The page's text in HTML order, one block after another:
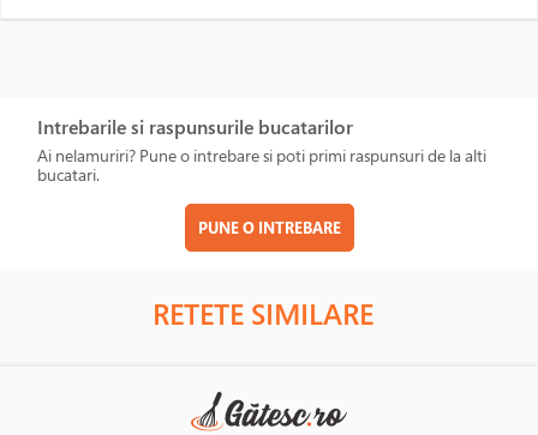
Intrebarile si raspunsurile bucatarilor
Ai nelamuriri? Pune o intrebare si poti primi raspunsuri de la alti
bucatari.
PUNE O INTREBARE
RETETE SIMILARE